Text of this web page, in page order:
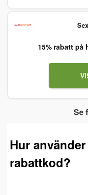
15% rabatt på
Se
Hur
rabattkod?